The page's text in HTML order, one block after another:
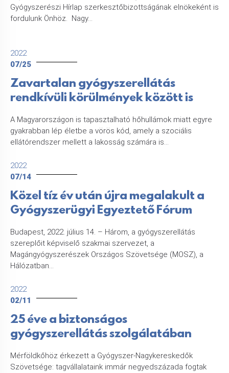
Gyógyszerészi Hírlap szerkesztőbizottságának elnökeként is
fordulunk Önhöz. Nagy...
2022
07/25
Zavartalan gyógyszerellátás
rendkívüli körülmények között is
A Magyarországon is tapasztalható hőhullámok miatt egyre
gyakrabban lép életbe a vörös kód, amely a szociális
ellátórendszer mellett a lakosság számára is...
2022
07/14
Közel tíz év után újra megalakult a
Gyógyszerügyi Egyeztető Fórum
Budapest, 2022. július 14. – Három, a gyógyszerellátás
szereplőit képviselő szakmai szervezet, a
Magángyógyszerészek Országos Szövetsége (MOSZ), a
Hálózatban...
2022
02/11
25 éve a biztonságos
gyógyszerellátás szolgálatában
Mérföldkőhöz érkezett a Gyógyszer-Nagykereskedők
Szövetsége: tagvállalataink immár negyedszázada fogtak